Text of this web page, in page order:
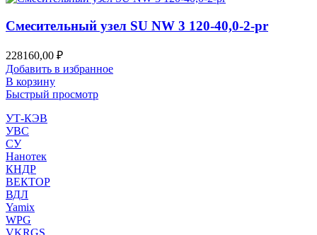
Смесительный узел SU NW 3 120-40,0-2-pr
228160,00 ₽
Добавить в избранное
В корзину
Быстрый просмотр
УТ-КЭВ
УВС
СУ
Нанотек
КНДР
ВЕКТОР
ВДЛ
Yamix
WPG
VKRGS